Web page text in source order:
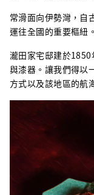
常滑面向伊勢灣，自
運往全國的重要樞紐。
瀧田家宅邸建於
與漆器。讓我們得以
方式以及該地區的航